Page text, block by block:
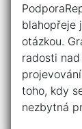
blahopřeje
otázkou.
radosti
toho, kdy
nezbytná